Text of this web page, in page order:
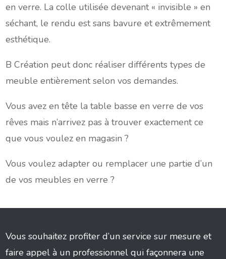
en verre. La colle utilisée devenant « invisible » en
séchant, le rendu est sans bavure et extrêmement
esthétique.
B Création peut donc réaliser différents types de
meuble entièrement selon vos demandes.
Vous avez en tête la table basse en verre de vos
rêves mais n’arrivez pas à trouver exactement ce
que vous voulez en magasin ?
Vous voulez adapter ou remplacer une partie d’un
de vos meubles en verre ?
Vous souhaitez profiter d’un service sur mesure et
faire appel à un professionnel qui façonnera une